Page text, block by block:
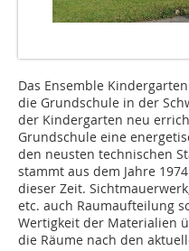
Das Ensemble
die Grundschule in der
der Kindergarten neu
Grundschule eine
den neusten technischen
stammt aus dem Jahre
dieser Zeit.
etc. auch Raumaufteilung
Wertigkeit der Materialien
die Räume nach den